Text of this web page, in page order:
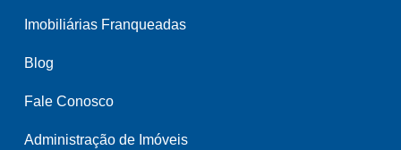
Imobiliárias Franqueadas
Blog
Fale Conosco
Administração de Imóveis